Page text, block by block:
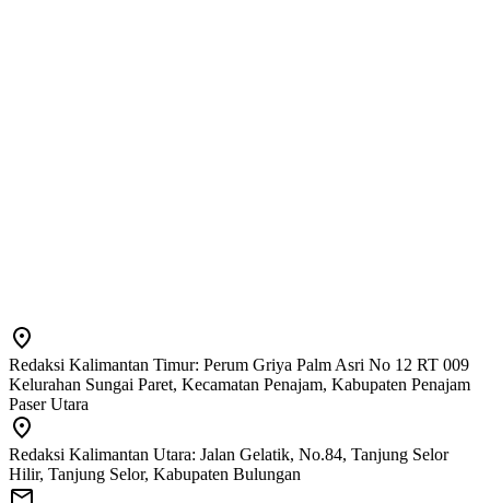
Redaksi Kalimantan Timur: Perum Griya Palm Asri No 12 RT 009
Kelurahan Sungai Paret, Kecamatan Penajam, Kabupaten Penajam
Paser Utara
Redaksi Kalimantan Utara: Jalan Gelatik, No.84, Tanjung Selor
Hilir, Tanjung Selor, Kabupaten Bulungan